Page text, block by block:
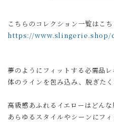
こちらのコレクション一覧はこち
https://www.slingerie.shop/
夢のようにフィットする必需品レ
体のラインを包み込み、脱ぎたく
高級感あふれるイエローはどんな
あらゆるスタイルやシーンにフ